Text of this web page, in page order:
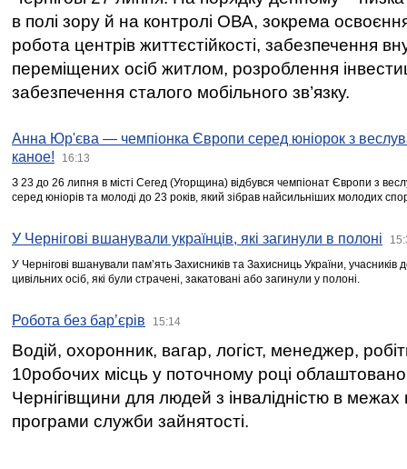
в полі зору й на контролі ОВА, зокрема освоєння
робота центрів життєстійкості, забезпечення
переміщених осіб житлом, розроблення
забезпечення сталого мобільного зв’язку.
Анна Юр'єва — чемпіонка Європи серед юніорок з
каное!
16:13
З 23 до 26 липня в місті Сегед (Угорщина) відбувся чемпіонат Європи з
серед юніорів та молоді до 23 років, який зібрав найсильніших молодих
У Чернігові вшанували українців, які загинули в полоні
У Чернігові вшанували пам’ять Захисників та Захисниць України,
цивільних осіб, які були страчені, закатовані або загинули у полоні.
Робота без бар’єрів 15:14
Водій, охоронник, вагар, логіст, менеджер,
10робочих місць у поточному році
Чернігівщини для людей з інвалідністю в межах
програми служби зайнятості.